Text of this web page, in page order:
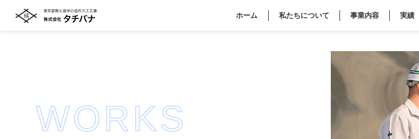
ホーム 私たちについて 事業内容 実績
WORKS